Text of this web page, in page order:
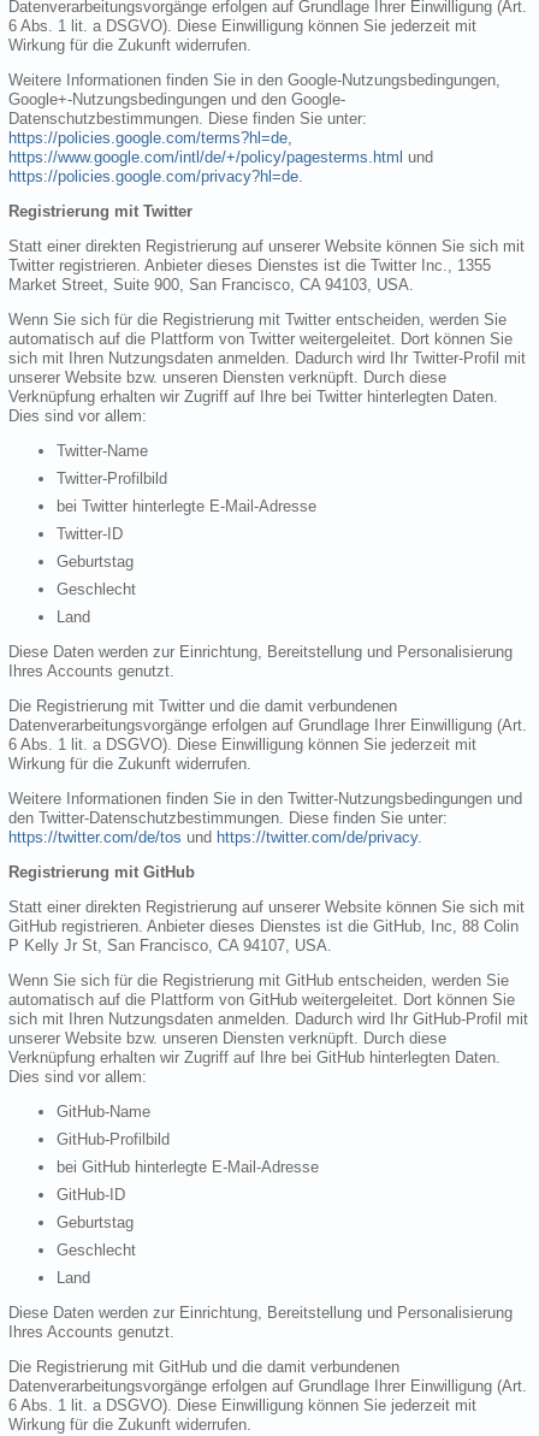
Datenverarbeitungsvorgänge erfolgen auf Grundlage Ihrer Einwilligung (Art.
6 Abs. 1 lit. a DSGVO). Diese Einwilligung können Sie jederzeit mit
Wirkung für die Zukunft widerrufen.
Weitere Informationen finden Sie in den Google-Nutzungsbedingungen,
Google+-Nutzungsbedingungen und den Google-
Datenschutzbestimmungen. Diese finden Sie unter:
https://policies.google.com/terms?hl=de,
https://www.google.com/intl/de/+/policy/pagesterms.html und
https://policies.google.com/privacy?hl=de.
Registrierung mit Twitter
Statt einer direkten Registrierung auf unserer Website können Sie sich mit
Twitter registrieren. Anbieter dieses Dienstes ist die Twitter Inc., 1355
Market Street, Suite 900, San Francisco, CA 94103, USA.
Wenn Sie sich für die Registrierung mit Twitter entscheiden, werden Sie
automatisch auf die Plattform von Twitter weitergeleitet. Dort können Sie
sich mit Ihren Nutzungsdaten anmelden. Dadurch wird Ihr Twitter-Profil mit
unserer Website bzw. unseren Diensten verknüpft. Durch diese
Verknüpfung erhalten wir Zugriff auf Ihre bei Twitter hinterlegten Daten.
Dies sind vor allem:
Twitter-Name
Twitter-Profilbild
bei Twitter hinterlegte E-Mail-Adresse
Twitter-ID
Geburtstag
Geschlecht
Land
Diese Daten werden zur Einrichtung, Bereitstellung und Personalisierung
Ihres Accounts genutzt.
Die Registrierung mit Twitter und die damit verbundenen
Datenverarbeitungsvorgänge erfolgen auf Grundlage Ihrer Einwilligung (Art.
6 Abs. 1 lit. a DSGVO). Diese Einwilligung können Sie jederzeit mit
Wirkung für die Zukunft widerrufen.
Weitere Informationen finden Sie in den Twitter-Nutzungsbedingungen und
den Twitter-Datenschutzbestimmungen. Diese finden Sie unter:
https://twitter.com/de/tos und https://twitter.com/de/privacy.
Registrierung mit GitHub
Statt einer direkten Registrierung auf unserer Website können Sie sich mit
GitHub registrieren. Anbieter dieses Dienstes ist die GitHub, Inc, 88 Colin
P Kelly Jr St, San Francisco, CA 94107, USA.
Wenn Sie sich für die Registrierung mit GitHub entscheiden, werden Sie
automatisch auf die Plattform von GitHub weitergeleitet. Dort können Sie
sich mit Ihren Nutzungsdaten anmelden. Dadurch wird Ihr GitHub-Profil mit
unserer Website bzw. unseren Diensten verknüpft. Durch diese
Verknüpfung erhalten wir Zugriff auf Ihre bei GitHub hinterlegten Daten.
Dies sind vor allem:
GitHub-Name
GitHub-Profilbild
bei GitHub hinterlegte E-Mail-Adresse
GitHub-ID
Geburtstag
Geschlecht
Land
Diese Daten werden zur Einrichtung, Bereitstellung und Personalisierung
Ihres Accounts genutzt.
Die Registrierung mit GitHub und die damit verbundenen
Datenverarbeitungsvorgänge erfolgen auf Grundlage Ihrer Einwilligung (Art.
6 Abs. 1 lit. a DSGVO). Diese Einwilligung können Sie jederzeit mit
Wirkung für die Zukunft widerrufen.